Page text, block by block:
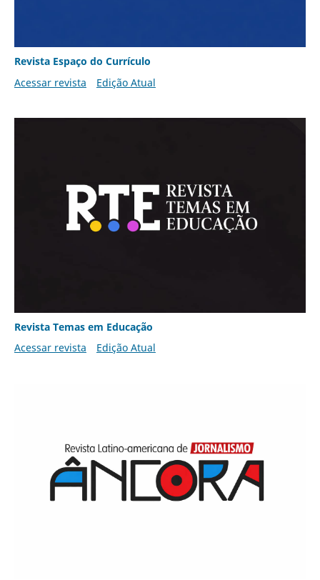
Revista Espaço do Currículo
Acessar revista
Edição Atual
Revista Temas em Educação
Acessar revista
Edição Atual